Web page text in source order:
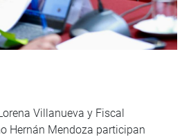
Villanueva y Fiscal
Hernán Mendoza participan